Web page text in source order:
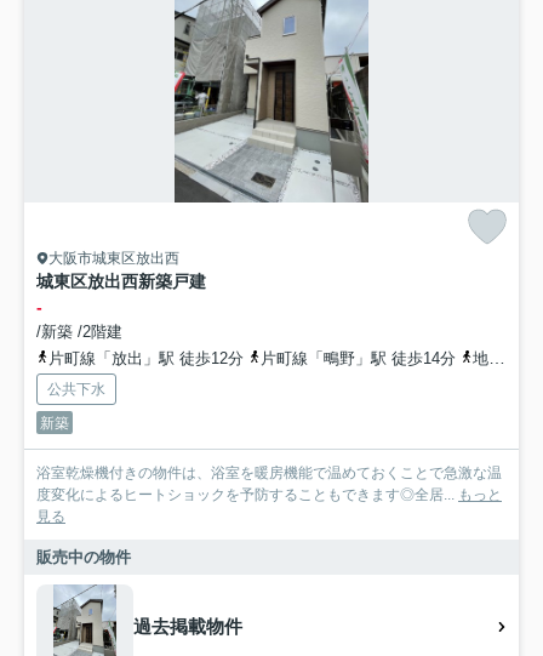
大阪市城東区放出西
城東区放出西新築戸建
-
/新築 /2階建
片町線「放出」駅 徒歩12分
片町線「鴫野」駅 徒歩14分 地下鉄長堀鶴見緑地「蒲生四丁目」駅 徒歩18分
公共下水
新築
浴室乾燥機付きの物件は、浴室を暖房機能で温めておくことで急激な温
度変化によるヒートショックを予防することもできます◎全居...
もっと
見る
販売中の物件
過去掲載物件